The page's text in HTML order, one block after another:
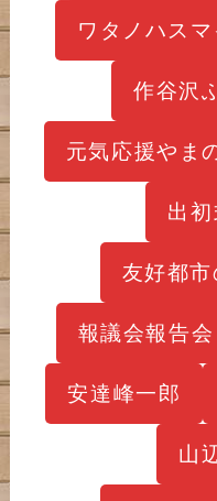
ワタノハス
作谷沢
元気応援やま
出初
友好都
報議会報告会
安達峰一郎
山